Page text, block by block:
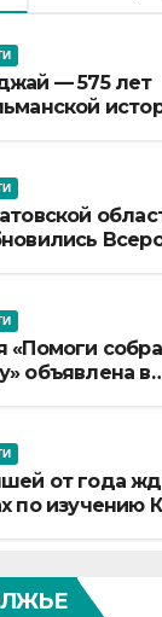
— 575 лет
«Помоги
объявлена в
от года
по изучению